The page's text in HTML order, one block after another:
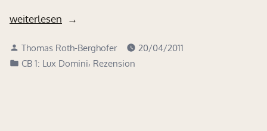
„„Spannender
unterhaltsamer
Mystery-
weiterlesen
Verfasst
von
Thomas Roth-Berghofer
20/04/2011
Veröffentlicht
CB 1: Lux Domini, Rezension